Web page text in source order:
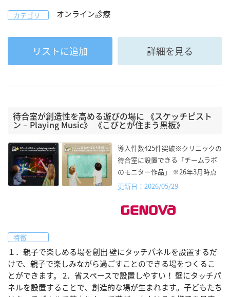
カテゴリ オンライン診療
リストに追加 詳細を見る
待合室が創造性を高める遊びの場に 《スケッチピスト
ン – Playing Music》 《こびとが住まう黒板》
導入件数425件突破※クリニックの
待合室に設置できる「チームラボ
のモニター作品」 ※26年3月時点
更新日：2026/05/29
特徴
１．親子で楽しめる場を創出 壁にタッチパネルを設置するだ
けで、親子で楽しみながら過ごすことのできる場をつくるこ
とができます。 2．省スペースで設置しやすい！ 壁にタッチパ
ネルを設置することで、創造的な場が生まれます。子どもたち